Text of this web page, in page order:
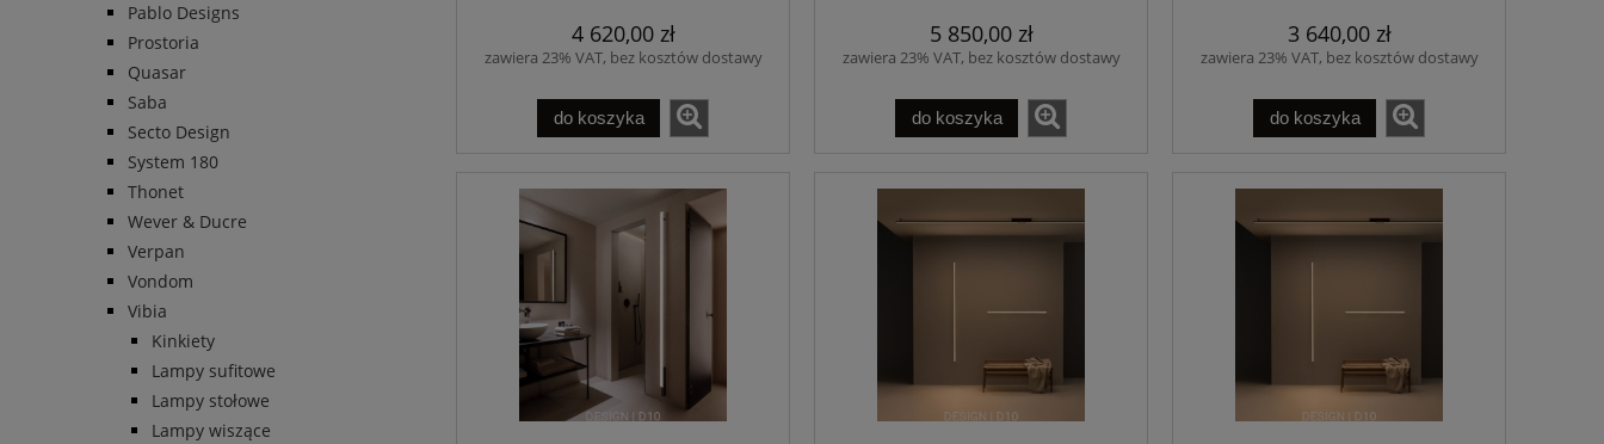
Pablo Designs
Prostoria
Quasar
Saba
Secto Design
System 180
Thonet
Wever & Ducre
Verpan
Vondom
Vibia
Kinkiety
Lampy sufitowe
Lampy stołowe
Lampy wiszące
4 620,00 zł
zawiera 23% VAT, bez kosztów dostawy
do koszyka
5 850,00 zł
zawiera 23% VAT, bez kosztów dostawy
do koszyka
3 640,00 zł
zawiera 23% VAT, bez kosztów dostawy
do koszyka